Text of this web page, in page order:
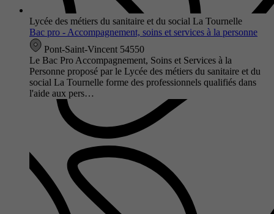
Lycée des métiers du sanitaire et du social La Tournelle
Bac pro - Accompagnement, soins et services à la personne
Pont-Saint-Vincent 54550
Le Bac Pro Accompagnement, Soins et Services à la
Personne proposé par le Lycée des métiers du sanitaire et du
social La Tournelle forme des professionnels qualifiés dans
l'aide aux pers…